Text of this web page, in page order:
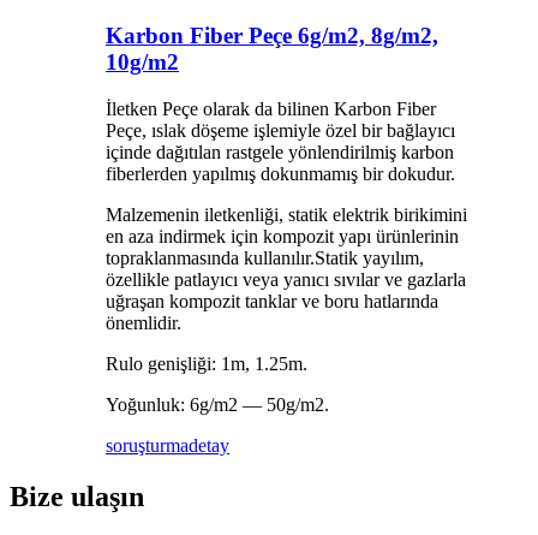
Karbon Fiber Peçe 6g/m2, 8g/m2,
10g/m2
İletken Peçe olarak da bilinen Karbon Fiber
Peçe, ıslak döşeme işlemiyle özel bir bağlayıcı
içinde dağıtılan rastgele yönlendirilmiş karbon
fiberlerden yapılmış dokunmamış bir dokudur.
Malzemenin iletkenliği, statik elektrik birikimini
en aza indirmek için kompozit yapı ürünlerinin
topraklanmasında kullanılır.Statik yayılım,
özellikle patlayıcı veya yanıcı sıvılar ve gazlarla
uğraşan kompozit tanklar ve boru hatlarında
önemlidir.
Rulo genişliği: 1m, 1.25m.
Yoğunluk: 6g/m2 — 50g/m2.
soruşturmadetay
Bize ulaşın